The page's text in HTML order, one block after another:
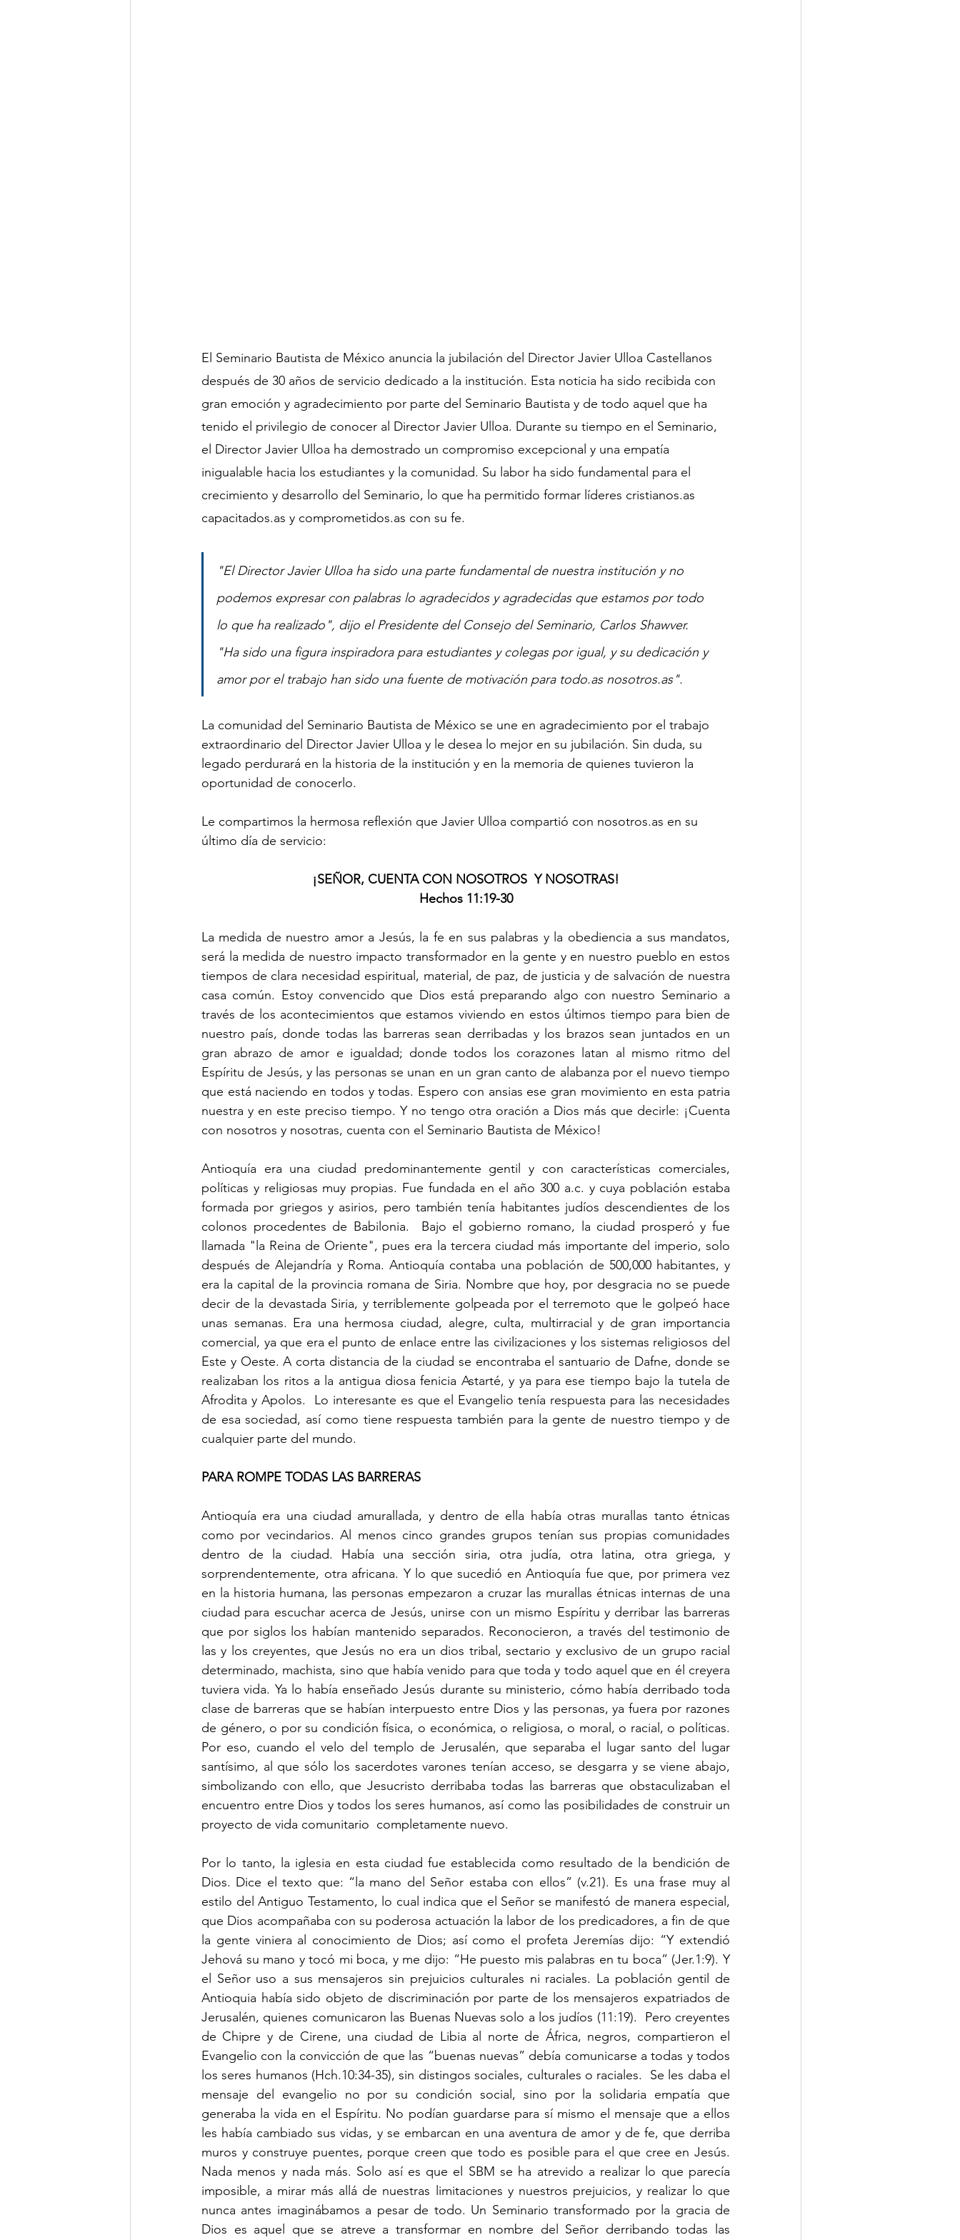
El Seminario Bautista de México anuncia la jubilación del Director Javier Ulloa Castellanos
después de 30 años de servicio dedicado a la institución. Esta noticia ha sido recibida con
gran emoción y agradecimiento por parte del Seminario Bautista y de todo aquel que ha
tenido el privilegio de conocer al Director Javier Ulloa. Durante su tiempo en el Seminario,
el Director Javier Ulloa ha demostrado un compromiso excepcional y una empatía
inigualable hacia los estudiantes y la comunidad. Su labor ha sido fundamental para el
crecimiento y desarrollo del Seminario, lo que ha permitido formar líderes cristianos.as
capacitados.as y comprometidos.as con su fe.
"El Director Javier Ulloa ha sido una parte fundamental de nuestra institución y no
podemos expresar con palabras lo agradecidos y agradecidas que estamos por todo
lo que ha realizado ", dijo el Presidente del Consejo del Seminario, Carlos Shawver.
"Ha sido una figura inspiradora para estudiantes y colegas por igual, y su dedicación y
amor por el trabajo han sido una fuente de motivación para todo.as nosotros.as".
La comunidad del Seminario Bautista de México se une en agradecimiento por el trabajo
extraordinario del Director Javier Ulloa y le desea lo mejor en su jubilación. Sin duda, su
legado perdurará en la historia de la institución y en la memoria de quienes tuvieron la
oportunidad de conocerlo.
Le compartimos la hermosa reflexión que Javier Ulloa compartió con nosotros.as en su
último día de servicio:
¡SEÑOR, CUENTA CON NOSOTROS  Y NOSOTRAS!
Hechos 11:19-30
La medida de nuestro amor a Jesús, la fe en sus palabras y la obediencia a sus mandatos,
será la medida de nuestro impacto transformador en la gente y en nuestro pueblo en estos
tiempos de clara necesidad espiritual, material, de paz, de justicia y de salvación de nuestra
casa común. Estoy convencido que Dios está preparando algo con nuestro Seminario a
través de los acontecimientos que estamos viviendo en estos últimos tiempo para bien de
nuestro país, donde todas las barreras sean derribadas y los brazos sean juntados en un
gran abrazo de amor e igualdad; donde todos los corazones latan al mismo ritmo del
Espíritu de Jesús, y las personas se unan en un gran canto de alabanza por el nuevo tiempo
que está naciendo en todos y todas. Espero con ansias ese gran movimiento en esta patria
nuestra y en este preciso tiempo. Y no tengo otra oración a Dios más que decirle: ¡Cuenta
con nosotros y nosotras, cuenta con el Seminario Bautista de México!
Antioquía era una ciudad predominantemente gentil y con características comerciales,
políticas y religiosas muy propias. Fue fundada en el año 300 a.c. y cuya población estaba
formada por griegos y asirios, pero también tenía habitantes judíos descendientes de los
colonos procedentes de Babilonia.  Bajo el gobierno romano, la ciudad prosperó y fue
llamada "la Reina de Oriente", pues era la tercera ciudad más importante del imperio, solo
después de Alejandría y Roma. Antioquía contaba una población de 500,000 habitantes, y
era la capital de la provincia romana de Siria. Nombre que hoy, por desgracia no se puede
decir de la devastada Siria, y terriblemente golpeada por el terremoto que le golpeó hace
unas semanas. Era una hermosa ciudad, alegre, culta, multirracial y de gran importancia
comercial, ya que era el punto de enlace entre las civilizaciones y los sistemas religiosos del
Este y Oeste. A corta distancia de la ciudad se encontraba el santuario de Dafne, donde se
realizaban los ritos a la antigua diosa fenicia Astarté, y ya para ese tiempo bajo la tutela de
Afrodita y Apolos.  Lo interesante es que el Evangelio tenía respuesta para las necesidades
de esa sociedad, así como tiene respuesta también para la gente de nuestro tiempo y de
cualquier parte del mundo.
PARA ROMPE TODAS LAS BARRERAS
Antioquía era una ciudad amurallada, y dentro de ella había otras murallas tanto étnicas
como por vecindarios. Al menos cinco grandes grupos tenían sus propias comunidades
dentro de la ciudad. Había una sección siria, otra judía, otra latina, otra griega, y
sorprendentemente, otra africana. Y lo que sucedió en Antioquía fue que, por primera vez
en la historia humana, las personas empezaron a cruzar las murallas étnicas internas de una
ciudad para escuchar acerca de Jesús, unirse con un mismo Espíritu y derribar las barreras
que por siglos los habían mantenido separados. Reconocieron, a través del testimonio de
las y los creyentes, que Jesús no era un dios tribal, sectario y exclusivo de un grupo racial
determinado, machista, sino que había venido para que toda y todo aquel que en él creyera
tuviera vida. Ya lo había enseñado Jesús durante su ministerio, cómo había derribado toda
clase de barreras que se habían interpuesto entre Dios y las personas, ya fuera por razones
de género, o por su condición física, o económica, o religiosa, o moral, o racial, o políticas.
Por eso, cuando el velo del templo de Jerusalén, que separaba el lugar santo del lugar
santísimo, al que sólo los sacerdotes varones tenían acceso, se desgarra y se viene abajo,
simbolizando con ello, que Jesucristo derribaba todas las barreras que obstaculizaban el
encuentro entre Dios y todos los seres humanos, así como las posibilidades de construir un
proyecto de vida comunitario  completamente nuevo.
Por lo tanto, la iglesia en esta ciudad fue establecida como resultado de la bendición de
Dios. Dice el texto que: “la mano del Señor estaba con ellos” (v.21). Es una frase muy al
estilo del Antiguo Testamento, lo cual indica que el Señor se manifestó de manera especial,
que Dios acompañaba con su poderosa actuación la labor de los predicadores, a fin de que
la gente viniera al conocimiento de Dios; así como el profeta Jeremías dijo: “Y extendió
Jehová su mano y tocó mi boca, y me dijo: “He puesto mis palabras en tu boca” (Jer.1:9). Y
el Señor uso a sus mensajeros sin prejuicios culturales ni raciales. La población gentil de
Antioquia había sido objeto de discriminación por parte de los mensajeros expatriados de
Jerusalén, quienes comunicaron las Buenas Nuevas solo a los judíos (11:19).  Pero creyentes
de Chipre y de Cirene, una ciudad de Libia al norte de África, negros, compartieron el
Evangelio con la convicción de que las “buenas nuevas” debía comunicarse a todas y todos
los seres humanos (Hch.10:34-35), sin distingos sociales, culturales o raciales.  Se les daba el
mensaje del evangelio no por su condición social, sino por la solidaria empatía que
generaba la vida en el Espíritu. No podían guardarse para sí mismo el mensaje que a ellos
les había cambiado sus vidas, y se embarcan en una aventura de amor y de fe, que derriba
muros y construye puentes, porque creen que todo es posible para el que cree en Jesús.
Nada menos y nada más. Solo así es que el SBM se ha atrevido a realizar lo que parecía
imposible, a mirar más allá de nuestras limitaciones y nuestros prejuicios, y realizar lo que
nunca antes imaginábamos a pesar de todo. Un Seminario transformado por la gracia de
Dios es aquel que se atreve a transformar en nombre del Señor derribando todas las